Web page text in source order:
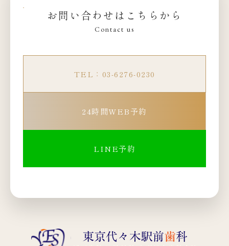
お問い合わせはこちらから
Contact us
TEL：03-6276-0230
24時間WEB予約
LINE予約